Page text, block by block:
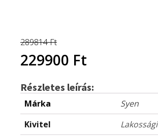
289814Ft
Original
price
was:
289814 Ft.
229900 Ft
price
229900 Ft.
Részletes leírás:
Márka
Syen
Kivitel
Lakossági